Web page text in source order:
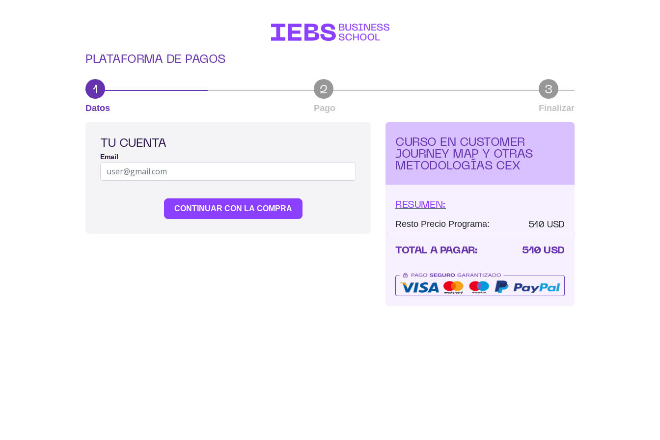
PLATAFORMA DE PAGOS
1
Datos
2
Pago
3
Finalizar
TU CUENTA
Email
CONTINUAR CON LA COMPRA
CURSO EN CUSTOMER
JOURNEY MAP Y OTRAS
METODOLOGÍAS CEX
RESUMEN:
Resto Precio Programa: 510 USD
TOTAL A PAGAR: 510 USD